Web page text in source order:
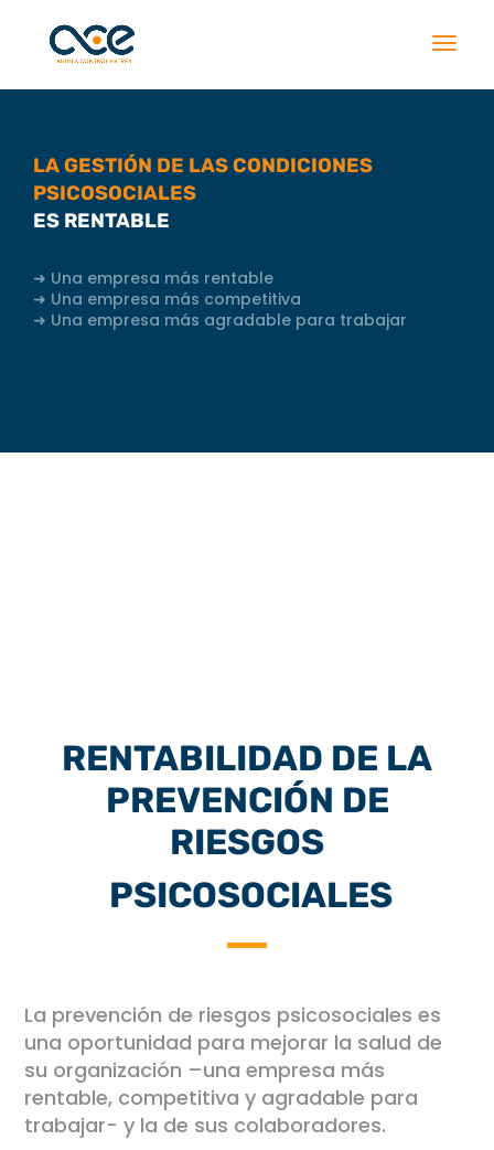
LA GESTIÓN DE LAS CONDICIONES
PSICOSOCIALES
ES RENTABLE
➜ Una empresa más rentable
➜ Una empresa más competitiva
➜ Una empresa más agradable para trabajar
RENTABILIDAD DE LA
PREVENCIÓN DE
RIESGOS
PSICOSOCIALES
La prevención de riesgos psicosociales es
una oportunidad para mejorar la salud de
su organización –una empresa más
rentable, competitiva y agradable para
trabajar- y la de sus colaboradores.